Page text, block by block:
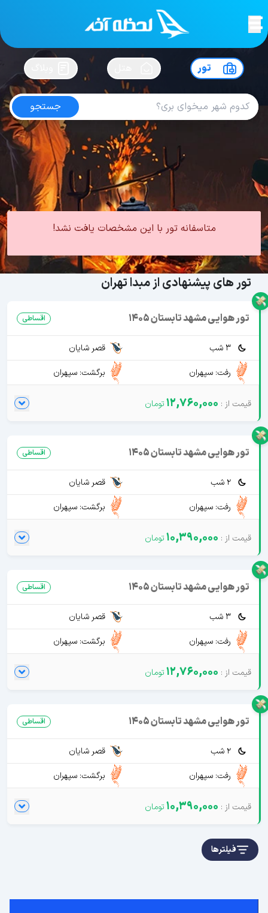
لحظه آخرسفرت رو بساز !
تور
جستجو
تور مشهد از اهواز
4.9 از5| از102 کاربر
لحظه آخر تور داخلی تور مشهد تور مشهد از اهواز
متاسفانه تور با این مشخصات یافت نشد!
تور های پیشنهادی از مبدا تهران
تور هوایی مشهد تابستان 1405 اقساطی
3 شب
قصر شایان
رفت: سپهران
برگشت: سپهران
12,760,000
تور هوایی مشهد تابستان 1405 اقساطی
2 شب
قصر شایان
رفت: سپهران
برگشت: سپهران
10,390,000
تور هوایی مشهد تابستان 1405 اقساطی
3 شب
قصر شایان
رفت: سپهران
برگشت: سپهران
12,760,000
تور هوایی مشهد تابستان 1405 اقساطی
2 شب
قصر شایان
رفت: سپهران
برگشت: سپهران
10,390,000
فیلترها